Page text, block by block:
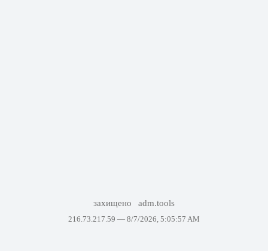
захищено adm.tools
216.73.217.59 — 8/7/2026, 5:05:57 AM